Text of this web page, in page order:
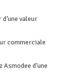
valeur
commerciale
d’une